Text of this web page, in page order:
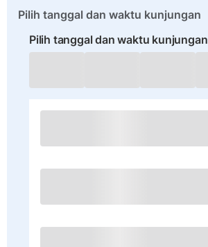
Pilih tanggal dan waktu kunjungan
Pilih tanggal dan waktu kunjungan